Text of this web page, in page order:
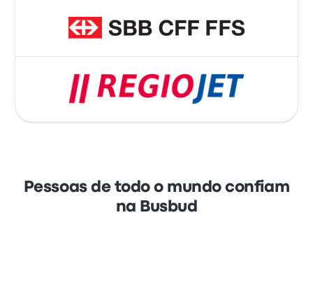
Pessoas de todo o mundo confiam
na Busbud